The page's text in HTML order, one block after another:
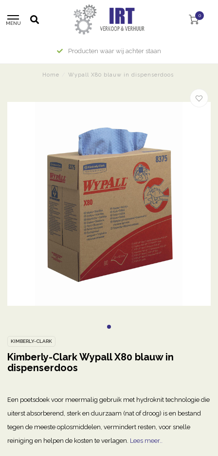
MENU
0
Producten waar wij achter staan
Home Wypall X80 blauw in dispenserdoos
KIMBERLY-CLARK
Kimberly-Clark Wypall X80 blauw in
dispenserdoos
Een poetsdoek voor meermalig gebruik met hydroknit technologie die
uiterst absorberend, sterk en duurzaam (nat of droog) is en bestand
tegen de meeste oplosmiddelen, vermindert resten, voor snelle
reiniging en helpen de kosten te verlagen. Lees meer..